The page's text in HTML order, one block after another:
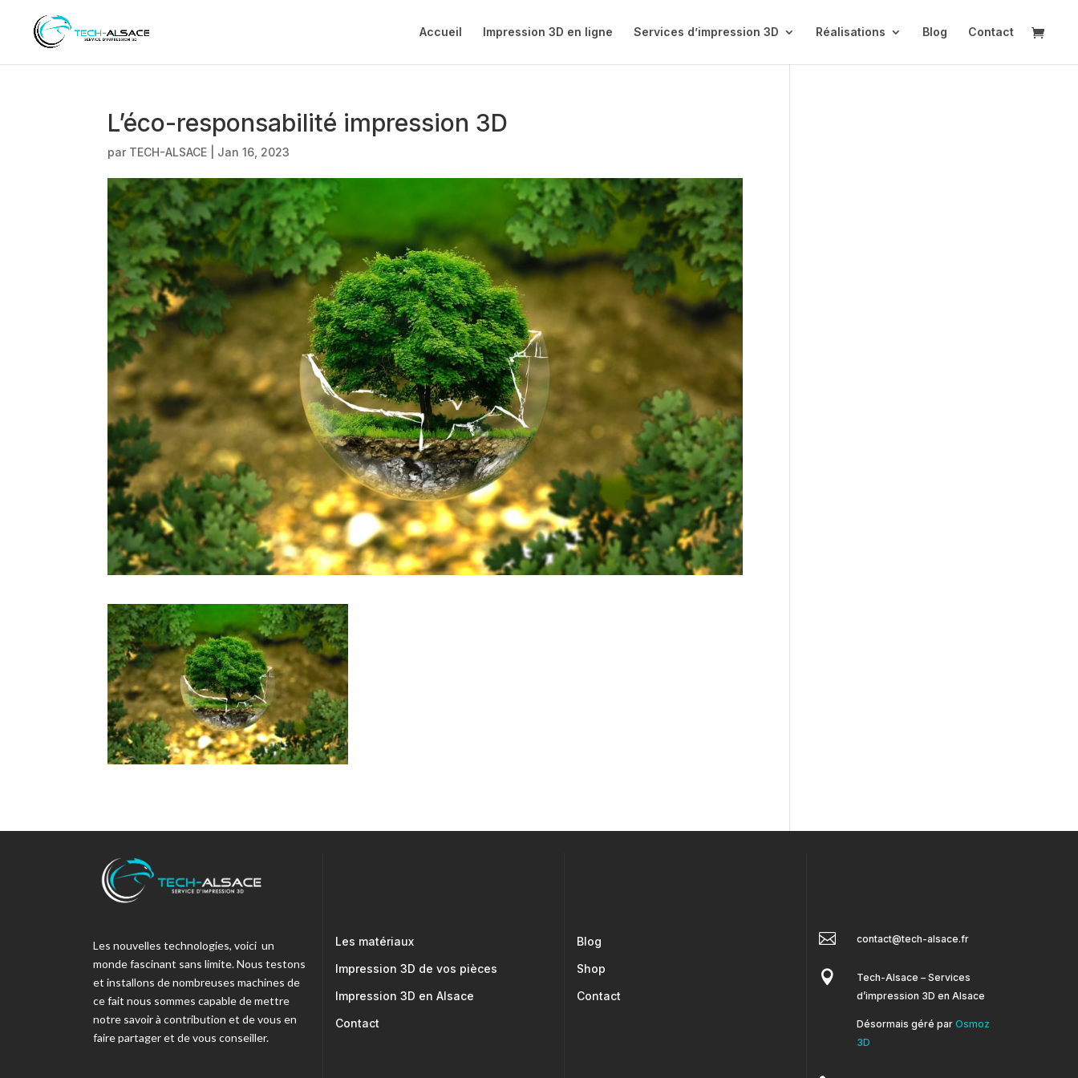
Accueil Impression 3D en ligne Services d’impression 3D Réalisations Blog Contact
L’éco-responsabilité impression 3D
par TECH-ALSACE Jan 16, 2023
Les nouvelles technologies, voici un
monde fascinant sans limite. Nous testons
et installons de nombreuses machines de
ce fait nous sommes capable de mettre
notre savoir à contribution et de vous en
faire partager et de vous conseiller.
Les matériaux
Impression 3D de vos pièces
Impression 3D en Alsace
Contact
Blog
Shop
Contact
 contact@tech-alsace.fr

Tech-Alsace – Services
d’impression 3D en Alsace
Désormais géré par Osmoz
3D